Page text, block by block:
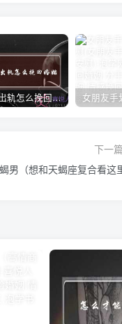
基督徒出轨怎么挽回婚姻(基督徒面对出轨婚姻)
下一篇
男（想和天蝎座复合看这